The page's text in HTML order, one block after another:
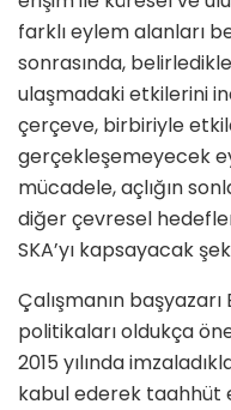
farklı eylem alanları
sonrasında,
ulaşmadaki etkilerini
çerçeve, birbiriyle
gerçekleşemeyecek
mücadele, açlığın
diğer çevresel
SKA’yı kapsayacak
Çalışmanın
politikaları oldukça
2015 yılında
kabul ederek taahhüt